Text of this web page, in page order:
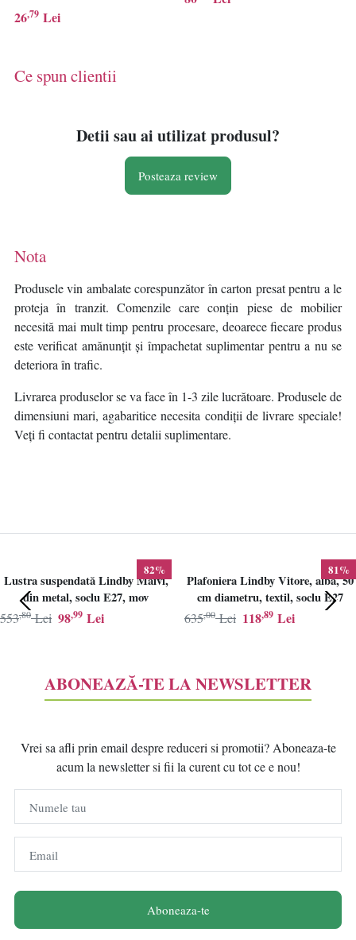
cald, efect sclipici cer instelat -
Verificat A · Re-Bloom
26,79 Lei
Ce spun clientii
Detii sau ai utilizat produsul?
Posteaza review
Nota
Produsele vin ambalate corespunzător în carton presat pentru a le
proteja în tranzit. Comenzile care conțin piese de mobilier
necesită mai mult timp pentru procesare, deoarece fiecare produs
este verificat amănunțit și împachetat suplimentar pentru a nu se
deteriora în trafic.
Livrarea produselor se va face în 1-3 zile lucrătoare. Produsele de
dimensiuni mari, agabaritice necesita condiții de livrare speciale!
Veți fi contactat pentru detalii suplimentare.
82%
Lustra suspendată Lindby Maivi,
din metal, soclu E27, mov
98,99 Lei
553,80 Lei
81%
Plafoniera Lindby Vitore, alba, 50
cm diametru, textil, soclu E27
118,89 Lei
635,00 Lei
ABONEAZĂ-TE LA NEWSLETTER
Vrei sa afli prin email despre reduceri si promotii? Aboneaza-te
acum la newsletter si fii la curent cu tot ce e nou!
Numele tau
Email
Aboneaza-te